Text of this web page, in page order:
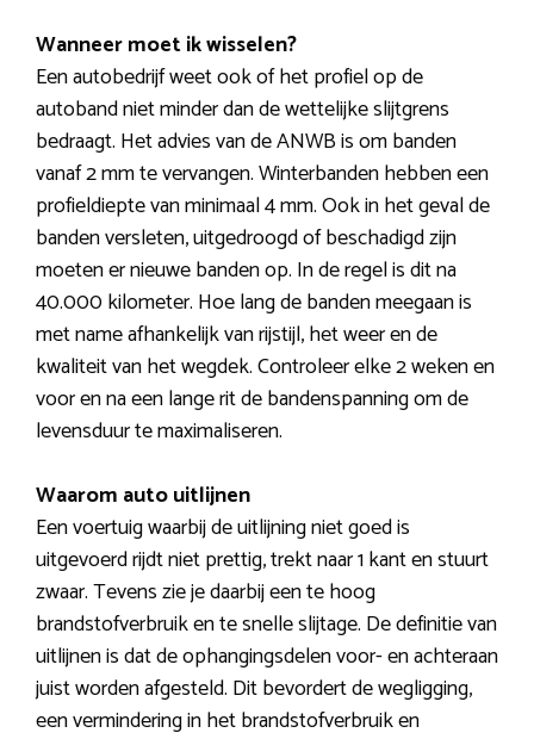
Wanneer moet ik wisselen?
Een autobedrijf weet ook of het profiel op de
autoband niet minder dan de wettelijke slijtgrens
bedraagt. Het advies van de ANWB is om banden
vanaf 2 mm te vervangen. Winterbanden hebben een
profieldiepte van minimaal 4 mm. Ook in het geval de
banden versleten, uitgedroogd of beschadigd zijn
moeten er nieuwe banden op. In de regel is dit na
40.000 kilometer. Hoe lang de banden meegaan is
met name afhankelijk van rijstijl, het weer en de
kwaliteit van het wegdek. Controleer elke 2 weken en
voor en na een lange rit de bandenspanning om de
levensduur te maximaliseren.
Waarom auto uitlijnen
Een voertuig waarbij de uitlijning niet goed is
uitgevoerd rijdt niet prettig, trekt naar 1 kant en stuurt
zwaar. Tevens zie je daarbij een te hoog
brandstofverbruik en te snelle slijtage. De definitie van
uitlijnen is dat de ophangingsdelen voor- en achteraan
juist worden afgesteld. Dit bevordert de wegligging,
een vermindering in het brandstofverbruik en